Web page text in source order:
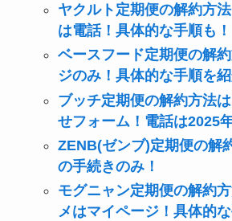
ヤクルト定期便の解約方
は電話！具体的な手順も！
ベースフード定期便の解
ジのみ！具体的な手順を
ブッチ定期便の解約方法
せフォーム！電話は2025
ZENB(ゼンブ)定期便の解
の手続きのみ！
モグニャン定期便の解約
メはマイページ！具体